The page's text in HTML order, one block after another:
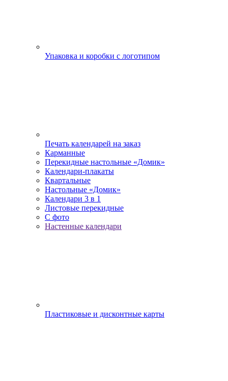
Упаковка и коробки с логотипом
Печать календарей на заказ
Карманные
Перекидные настольные «Домик»
Календари-плакаты
Квартальные
Настольные «Домик»
Календари 3 в 1
Листовые перекидные
С фото
Настенные календари
Пластиковые и дисконтные карты